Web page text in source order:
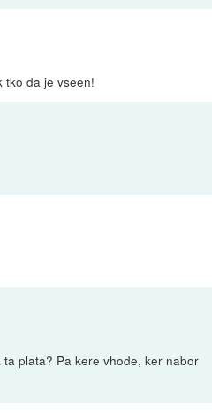
tko da je vseen!
plata? Pa kere vhode, ker nabor